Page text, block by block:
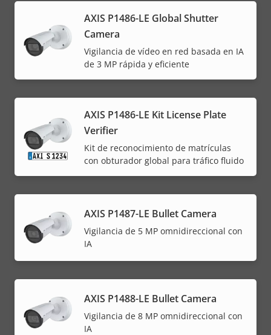
AXIS P1486-LE Global Shutter
Camera
Vigilancia de vídeo en red basada en IA
de 3 MP rápida y eficiente
AXIS P1486-LE Kit License Plate
Verifier
Kit de reconocimiento de matrículas
con obturador global para tráfico fluido
AXIS P1487-LE Bullet Camera
Vigilancia de 5 MP omnidireccional con
IA
AXIS P1488-LE Bullet Camera
Vigilancia de 8 MP omnidireccional con
IA